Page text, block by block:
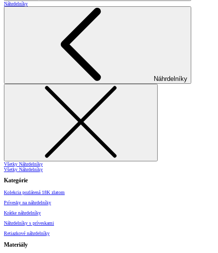
Náhrdelníky
Náhrdelníky
Všetky Náhrdelníky
Všetky Náhrdelníky
Kategórie
Kolekcia pozlátená 18K zlatom
Prívesky na náhrdelníky
Krátke náhrdelníky
Náhrdelníky s príveskami
Retiazkové náhrdelníky
Materiály